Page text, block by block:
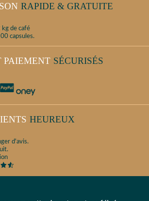
RAPIDE & GRATUITE
de café
capsules.
PAIEMENT SÉCURISÉS
HEUREUX
d'avis.